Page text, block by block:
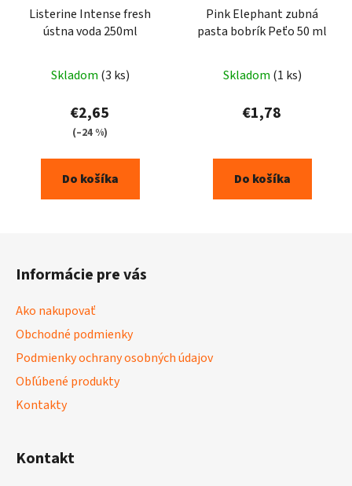
Listerine Intense fresh
ústna voda 250ml
Skladom (3 ks)
€2,65
(–24 %)
Do košíka
Pink Elephant zubná
pasta bobrík Peťo 50 ml
Skladom (1 ks)
€1,78
Do košíka
Informácie pre vás
Ako nakupovať
Obchodné podmienky
Podmienky ochrany osobných údajov
Obľúbené produkty
Kontakty
Kontakt